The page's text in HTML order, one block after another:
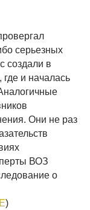
серьезных
создали в
где и началась
Они не раз
ВОЗ
о
)